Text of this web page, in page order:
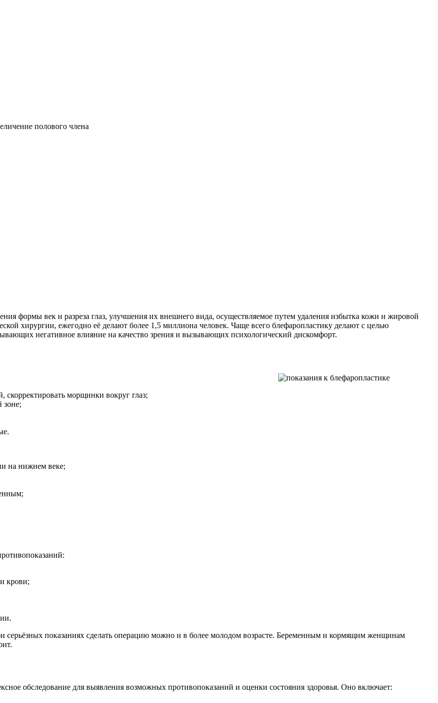
полового члена
формы век и разреза глаз, улучшения их внешнего вида, осуществляемое путем удаления избытка кожи и жировой
хирургии, ежегодно её делают более 1,5 миллиона человек. Чаще всего блефаропластику делают с целью
негативное влияние на качество зрения и вызывающих психологический дискомфорт.
морщинки вокруг глаз;
зоне;
на нижнем веке;
крови;
серьёзных показаниях сделать операцию можно и в более молодом возрасте. Беременным и кормящим женщинам
обследование для выявления возможных противопоказаний и оценки состояния здоровья. Оно включает: